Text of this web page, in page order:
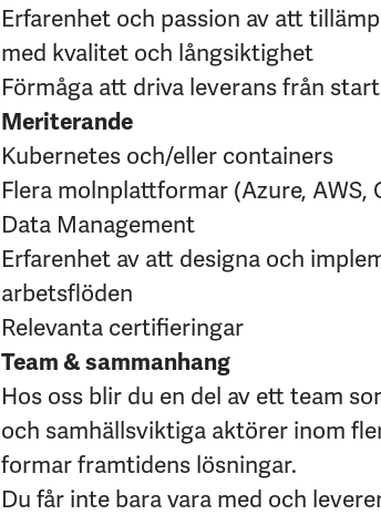
Erfarenhet och passion av att
med kvalitet och långsiktighet
Förmåga att driva leverans från
Meriterande
Kubernetes och/eller containers
Flera molnplattformar (Azure, AWS,
Data Management
Erfarenhet av att designa och
arbetsflöden
Relevanta certifieringar
Team & sammanhang
Hos oss blir du en del av ett team
och samhällsviktiga aktörer inom
formar framtidens lösningar.
Du får inte bara vara med och